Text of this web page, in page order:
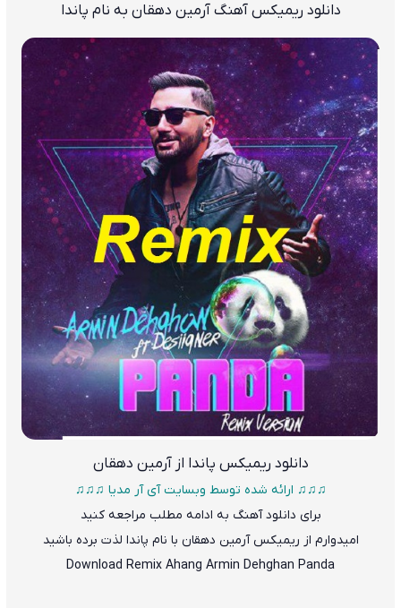
دانلود ریمیکس آهنگ آرمین دهقان به نام پاندا
دانلود ریمیکس پاندا از آرمین دهقان
♫♫♫ ارائه شده توسط وبسایت آی آر مدیا ♫♫♫
برای دانلود آهنگ به ادامه مطلب مراجعه کنید
امیدوارم از ریمیکس آرمین دهقان با نام پاندا لذت برده باشید
Download Remix Ahang Armin Dehghan Panda